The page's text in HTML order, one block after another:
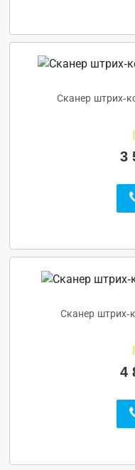
Сканер штрих-
3
Сканер штрих-
4